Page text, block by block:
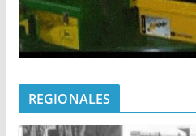
REGIONALES